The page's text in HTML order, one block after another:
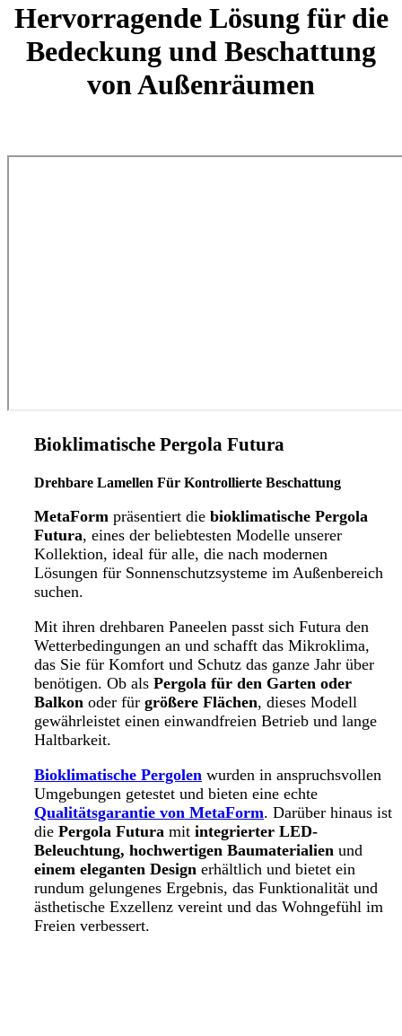
Hervorragende Lösung für die
Bedeckung und Beschattung
von Außenräumen
Bioklimatische Pergola Futura
Drehbare Lamellen Für Kontrollierte Beschattung
MetaForm präsentiert die bioklimatische Pergola
Futura, eines der beliebtesten Modelle unserer
Kollektion, ideal für alle, die nach modernen
Lösungen für Sonnenschutzsysteme im Außenbereich
suchen.
Mit ihren drehbaren Paneelen passt sich Futura den
Wetterbedingungen an und schafft das Mikroklima,
das Sie für Komfort und Schutz das ganze Jahr über
benötigen. Ob als Pergola für den Garten oder
Balkon oder für größere Flächen, dieses Modell
gewährleistet einen einwandfreien Betrieb und lange
Haltbarkeit.
Bioklimatische Pergolen wurden in anspruchsvollen
Umgebungen getestet und bieten eine echte
Qualitätsgarantie von MetaForm. Darüber hinaus ist
die Pergola Futura mit integrierter LED-
Beleuchtung, hochwertigen Baumaterialien und
einem eleganten Design erhältlich und bietet ein
rundum gelungenes Ergebnis, das Funktionalität und
ästhetische Exzellenz vereint und das Wohngefühl im
Freien verbessert.